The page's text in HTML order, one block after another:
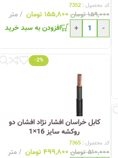
کد محصول : 7352
۱۵۹,۰۰۰ تومان ۱۵۵,۸۰۰ تومان
متر
-
+ افزودن به سبد خرید
-2%
کابل خراسان افشار نژاد افشان دو
روکشه سایز 16×1
کد محصول : 7365
۵۱۰,۰۰۰ تومان ۴۹۹,۸۰۰ تومان
متر